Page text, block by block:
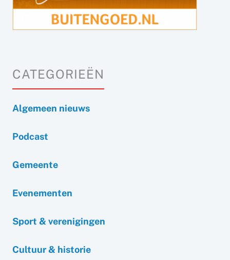
CATEGORIEËN
Algemeen nieuws
Podcast
Gemeente
Evenementen
Sport & verenigingen
Cultuur & historie